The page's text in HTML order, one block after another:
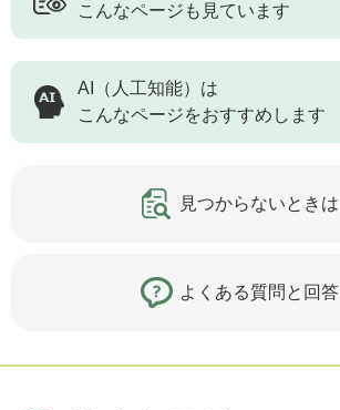
こんなページも見ています
AI（人工知能）は
こんなページをおすすめします
見つからないときは
よくある質問と回答